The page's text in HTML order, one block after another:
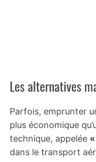
Les alternatives
Parfois, emprunter
plus économique
technique, appelée
dans le transport